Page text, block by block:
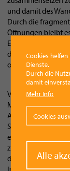
und damit des
Durch die
Öffnungen bleibt
Elemente
der Rohre, als
offen.
Verenas Arbeit
Material Glas und
Ausgangspunkt
Sie beschäftigt
entwickelt darauf
zwei- und
die Durchlässigkeit
Individuum sich
Cookies
Dienste.
Durch die
damit
Mehr Info
Cookies
Alle